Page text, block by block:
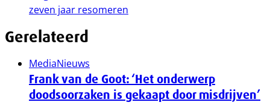
zeven jaar resomeren
Gerelateerd
MediaNieuws
Frank van de Goot: ‘Het onderwerp
doodsoorzaken is gekaapt door misdrijven’